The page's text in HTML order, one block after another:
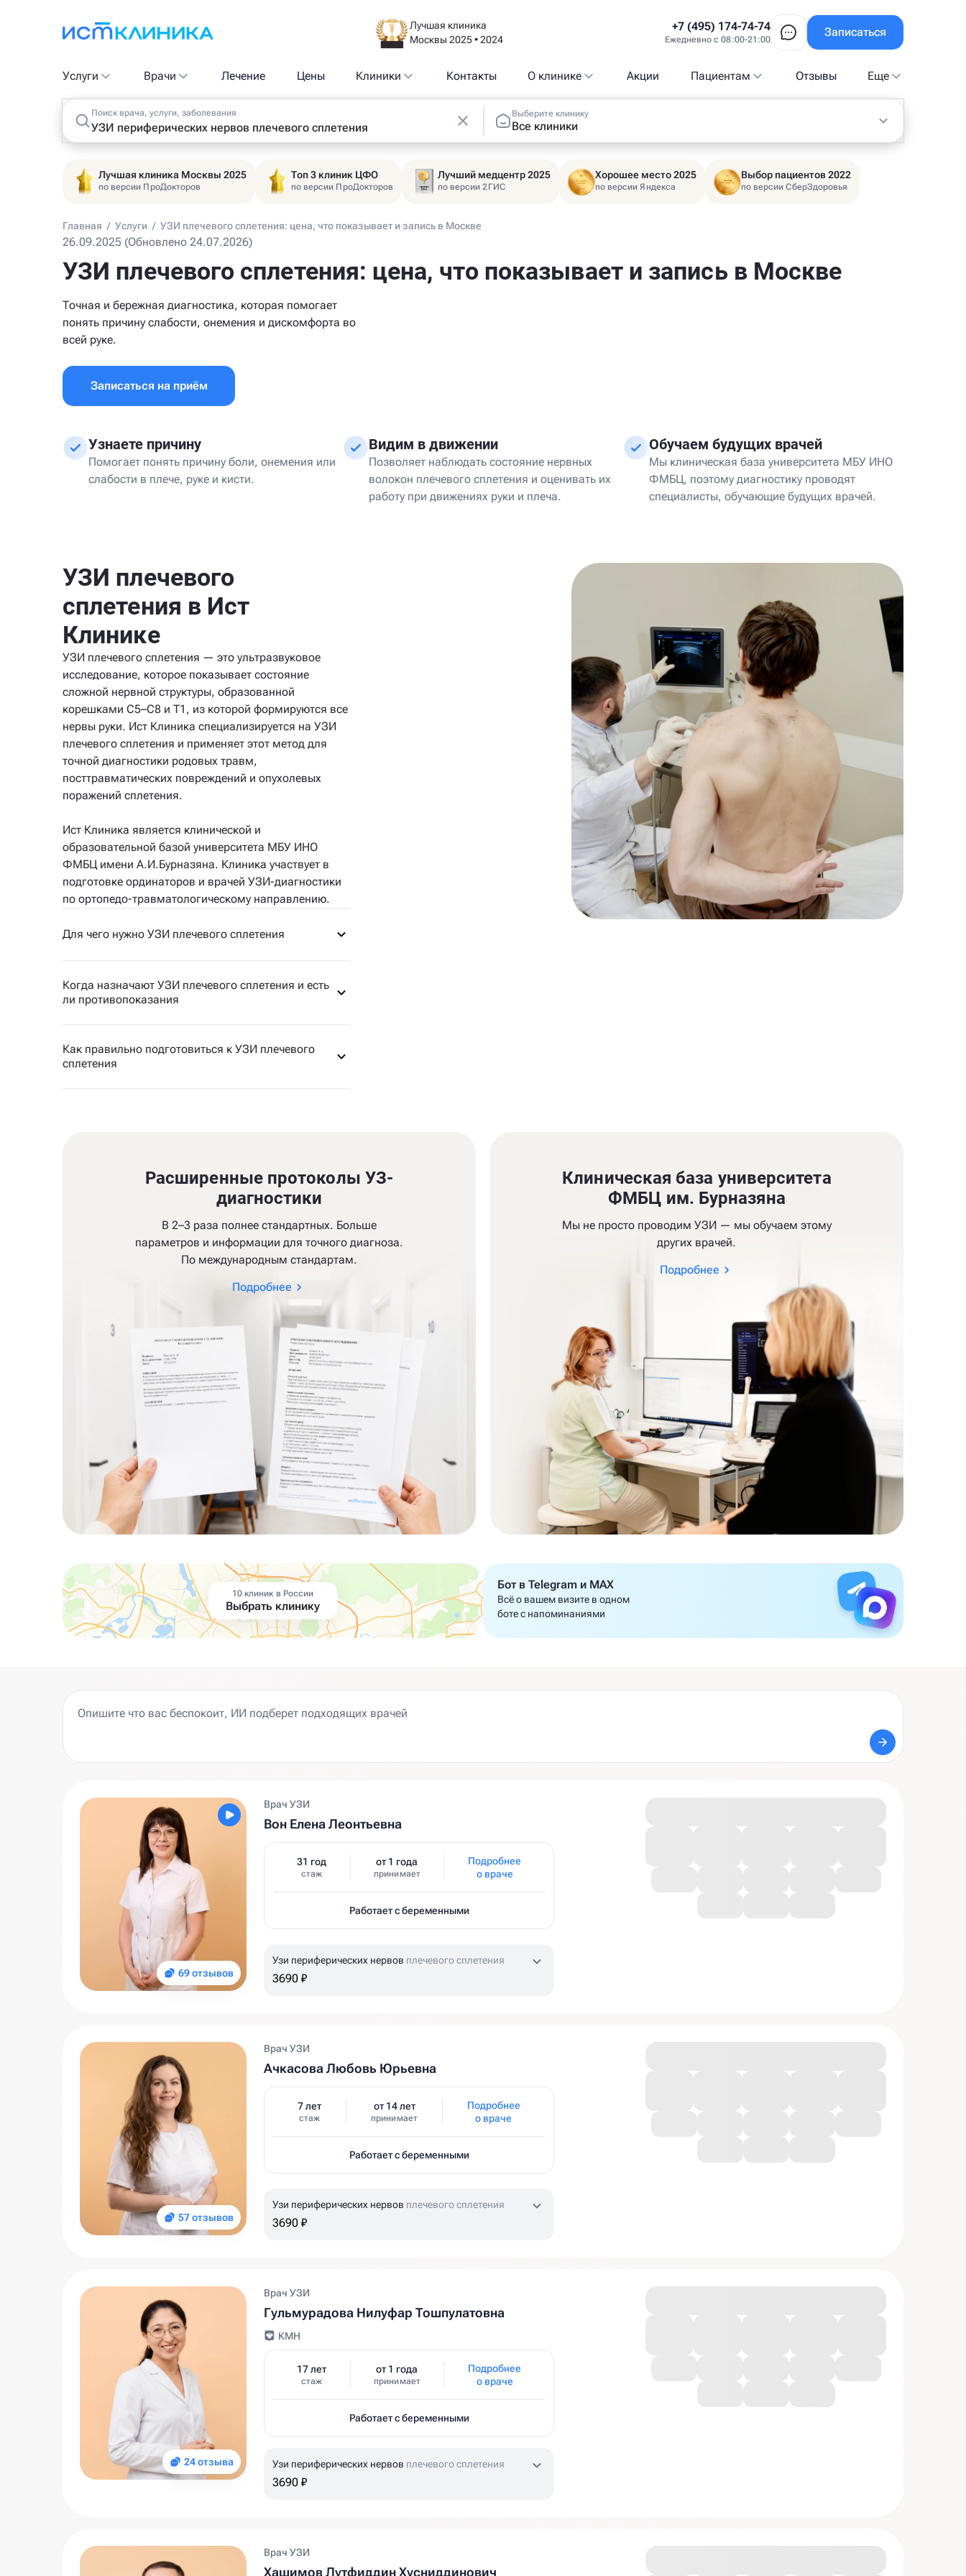
Лучшая клиника
Москвы 2025 • 2024
+7 (495) 174-74-74
Ежедневно с 08:00-21:00
Записаться
Услуги Врачи Лечение Цены Клиники Контакты О клинике Акции Пациентам Отзывы Еще
Поиск врача, услуги, заболевания Выберите клинику
Все клиники
Лучшая клиника Москвы 2025
по версии ПроДокторов
Топ 3 клиник ЦФО
по версии ПроДокторов
Лучший медцентр 2025
по версии 2ГИС
Хорошее место 2025
по версии Яндекса
Выбор пациентов 2022
по версии СберЗдоровья
Главная / Услуги / УЗИ плечевого сплетения: цена, что показывает и запись в Москве
26.09.2025 (Обновлено 24.07.2026)
УЗИ плечевого сплетения: цена, что показывает и запись в Москве
Точная и бережная диагностика, которая помогает
понять причину слабости, онемения и дискомфорта во
всей руке.
Записаться на приём
Узнаете причину
Помогает понять причину боли, онемения или
слабости в плече, руке и кисти.
Видим в движении
Позволяет наблюдать состояние нервных
волокон плечевого сплетения и оценивать их
работу при движениях руки и плеча.
Обучаем будущих врачей
Мы клиническая база университета МБУ ИНО
ФМБЦ, поэтому диагностику проводят
специалисты, обучающие будущих врачей.
УЗИ плечевого
сплетения в Ист
Клинике
УЗИ плечевого сплетения — это ультразвуковое
исследование, которое показывает состояние
сложной нервной структуры, образованной
корешками C5–C8 и T1, из которой формируются все
нервы руки. Ист Клиника специализируется на УЗИ
плечевого сплетения и применяет этот метод для
точной диагностики родовых травм,
посттравматических повреждений и опухолевых
поражений сплетения.
Ист Клиника является клинической и
образовательной базой университета МБУ ИНО
ФМБЦ имени А.И.Бурназяна. Клиника участвует в
подготовке ординаторов и врачей УЗИ-диагностики
по ортопедо-травматологическому направлению.
Для чего нужно УЗИ плечевого сплетения
Когда назначают УЗИ плечевого сплетения и есть
ли противопоказания
Как правильно подготовиться к УЗИ плечевого
сплетения
Расширенные протоколы УЗ-
диагностики
В 2–3 раза полнее стандартных. Больше
параметров и информации для точного диагноза.
По международным стандартам.
Подробнее
Клиническая база университета
ФМБЦ им. Бурназяна
Мы не просто проводим УЗИ — мы обучаем этому
других врачей.
Подробнее
10 клиник в России
Выбрать клинику
Бот в Telegram и MAX
Всё о вашем визите в одном
боте с напоминаниями
69 отзывов
Врач УЗИ
Вон Елена Леонтьевна
31 год
стаж
от 1 года
принимает
Подробнее
о враче
Работает с беременными
Узи периферических нервов плечевого сплетения
3690 ₽
57 отзывов
Врач УЗИ
Ачкасова Любовь Юрьевна
7 лет
стаж
от 14 лет
принимает
Подробнее
о враче
Работает с беременными
Узи периферических нервов плечевого сплетения
3690 ₽
24 отзыва
Врач УЗИ
Гульмурадова Нилуфар Тошпулатовна
КМН
17 лет
стаж
от 1 года
принимает
Подробнее
о враче
Работает с беременными
Узи периферических нервов плечевого сплетения
3690 ₽
Врач УЗИ
Хашимов Лутфиддин Хусниддинович